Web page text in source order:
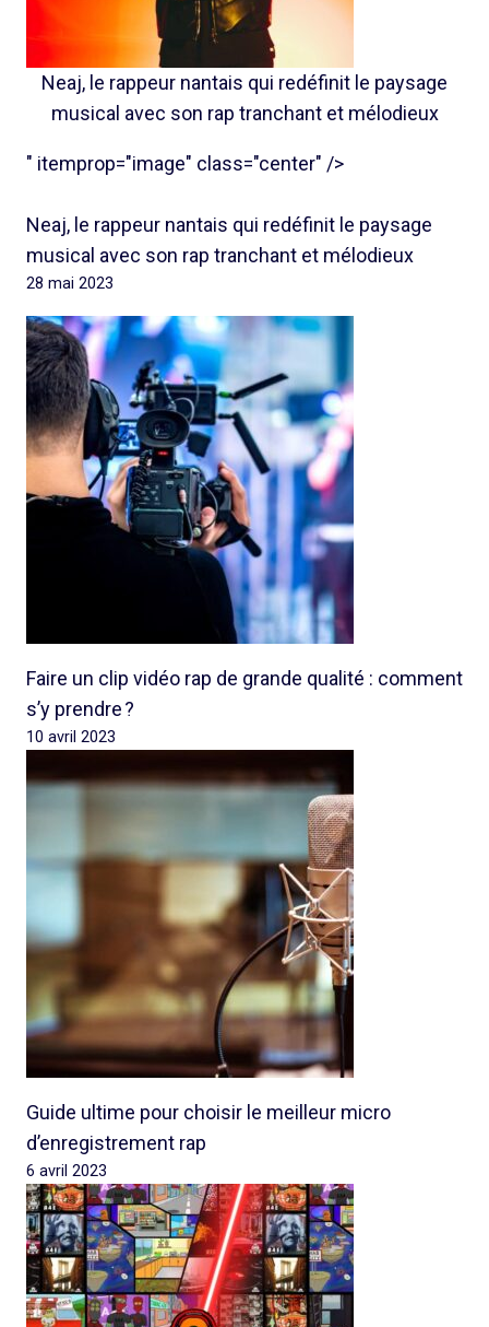
Neaj, le rappeur nantais qui redéfinit le paysage
musical avec son rap tranchant et mélodieux
" itemprop="image" class="center" />
Neaj, le rappeur nantais qui redéfinit le paysage
musical avec son rap tranchant et mélodieux
28 mai 2023
Faire un clip vidéo rap de grande qualité : comment
s’y prendre ?
10 avril 2023
Guide ultime pour choisir le meilleur micro
d’enregistrement rap
6 avril 2023